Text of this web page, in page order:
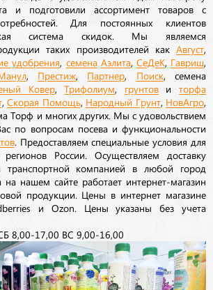
и подготовили ассортимент товаров с
Для постоянных клиентов
система скидок. Мы являемся
таких производителей как Август
удобрения семена Аэлита, СеДеК Гавриш
, Престиж Партнер Поиск, семена
Ковер,Трифолиум грунтовиторфа
, Скорая Помощь Народный Грунт, НовАгро
Торф и многих других. Мы с удовольствием
по вопросам посева и функциональности
. Предоставляем специальные условия для
России. Осуществляем доставку
транспортной компанией в любой город
на нашем сайте работает интернет-магазин
продукции. Цены в интернет магазине
и Ozon. Цены указаны без учета
8,00-17,00 ВС 9,00-16,00